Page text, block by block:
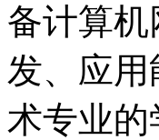
备计算
发、应
术专业